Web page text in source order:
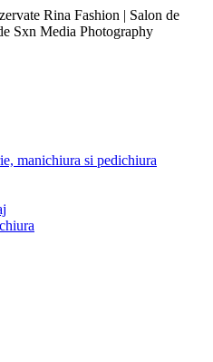
Rina Fashion | Salon de
Sxn Media Photography
manichiura si pedichiura